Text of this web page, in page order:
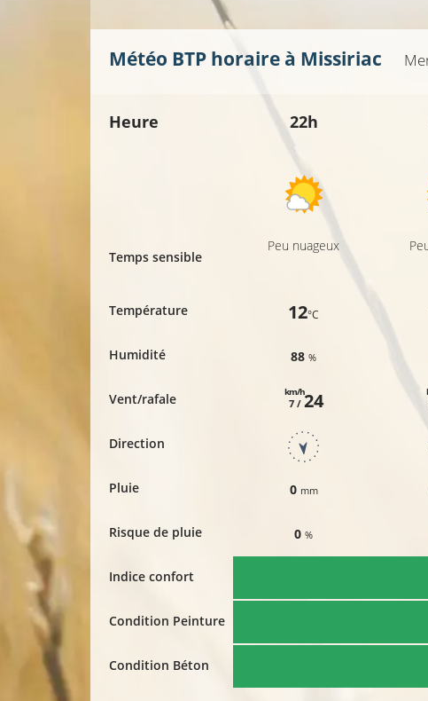
Météo BTP horaire à Missiriac
Heure
Temps sensible
Température
Humidité
Vent/rafale
Direction
Pluie
Risque de pluie
Indice confort
Condition Peinture
Condition Béton
22h
Peu nuageux
12°C
88%
7 /
km/h24
0 mm
0%